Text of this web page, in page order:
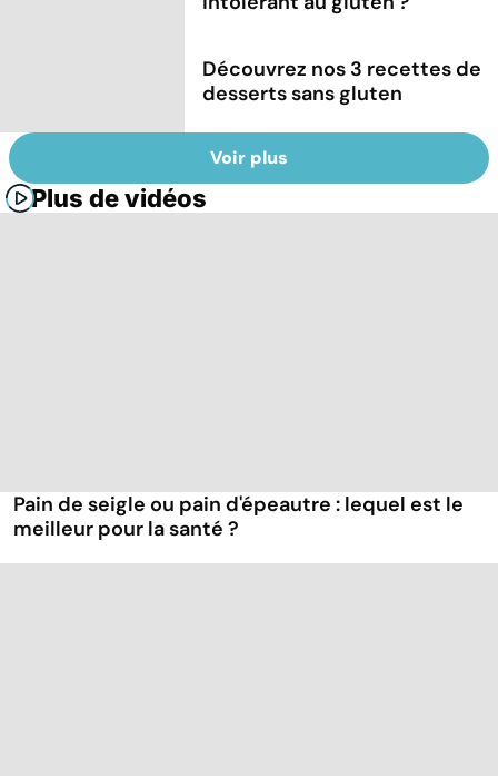
Découvrez nos 3 recettes de
desserts sans gluten
Voir plus
Plus de vidéos
Pain de seigle ou pain d'épeautre : lequel est le
meilleur pour la santé ?